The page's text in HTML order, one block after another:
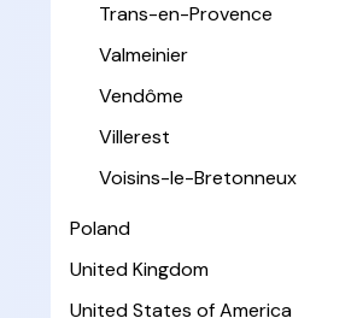
Trans-en-Provence
Valmeinier
Vendôme
Villerest
Voisins-le-Bretonneux
Poland
United Kingdom
United States of America